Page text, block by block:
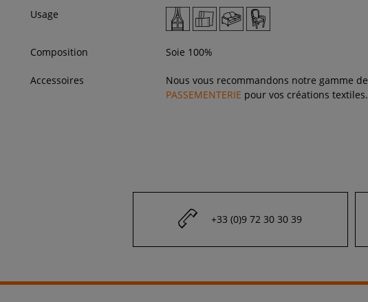
Usage
Composition Soie 100%
Accessoires
Nous vous recommandons notre gamme de
PASSEMENTERIE pour vos créations textiles.
+33 (0)9 72 30 30 39